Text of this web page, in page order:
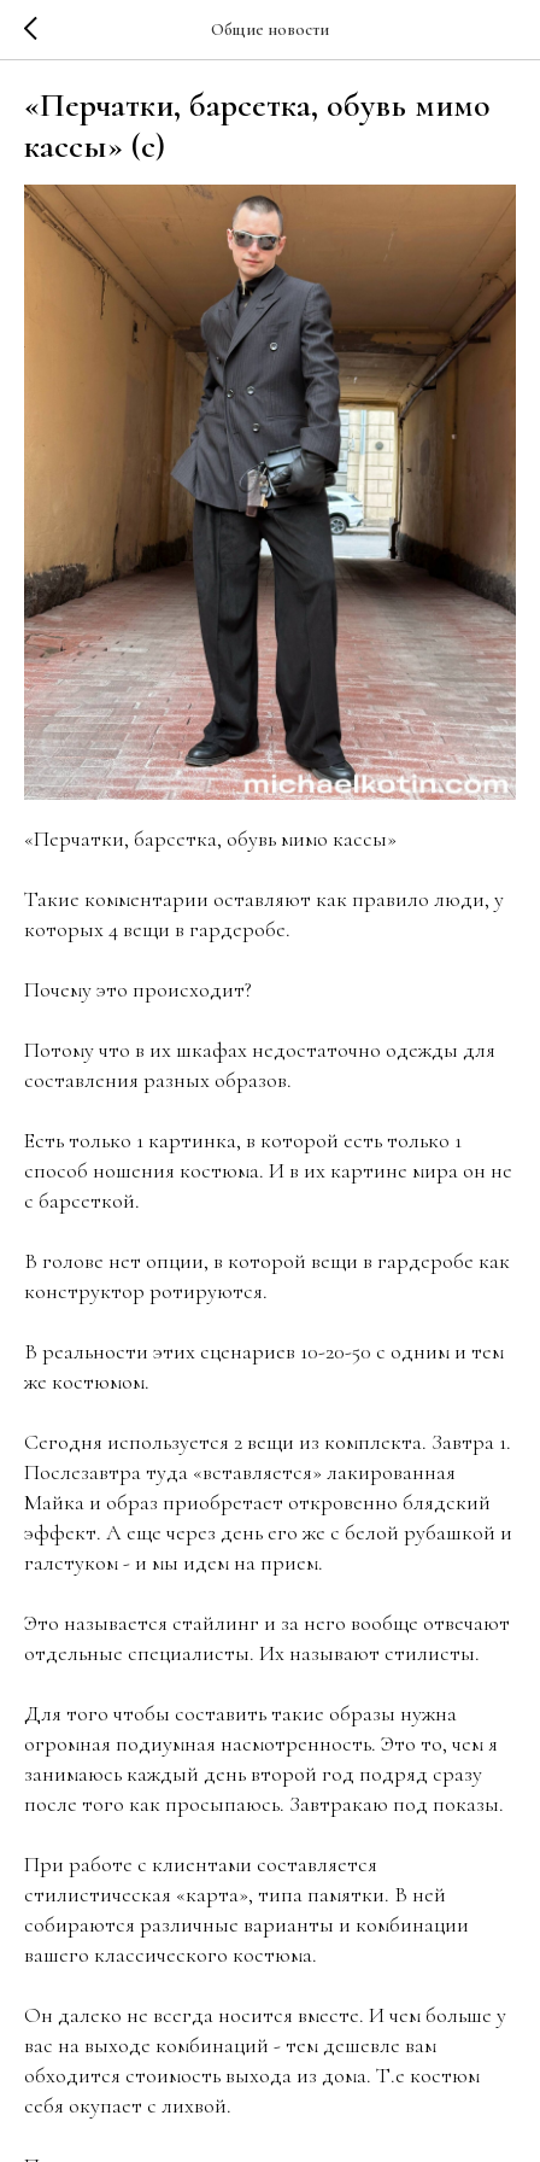
Общие новости
«Перчатки, барсетка, обувь мимо
кассы» (c)
«Перчатки, барсетка, обувь мимо кассы»
Такие комментарии оставляют как правило люди, у
которых 4 вещи в гардеробе.
Почему это происходит?
Потому что в их шкафах недостаточно одежды для
составления разных образов.
Есть только 1 картинка, в которой есть только 1
способ ношения костюма. И в их картине мира он не
с барсеткой.
В голове нет опции, в которой вещи в гардеробе как
конструктор ротируются.
В реальности этих сценариев 10-20-50 с одним и тем
же костюмом.
Сегодня используется 2 вещи из комплекта. Завтра 1.
Послезавтра туда «вставляется» лакированная
Майка и образ приобретает откровенно блядский
эффект. А еще через день его же с белой рубашкой и
галстуком - и мы идем на прием.
Это называется стайлинг и за него вообще отвечают
отдельные специалисты. Их называют стилисты.
Для того чтобы составить такие образы нужна
огромная подиумная насмотренность. Это то, чем я
занимаюсь каждый день второй год подряд сразу
после того как просыпаюсь. Завтракаю под показы.
При работе с клиентами составляется
стилистическая «карта», типа памятки. В ней
собираются различные варианты и комбинации
вашего классического костюма.
Он далеко не всегда носится вместе. И чем больше у
вас на выходе комбинаций - тем дешевле вам
обходится стоимость выхода из дома. Т.е костюм
себя окупает с лихвой.